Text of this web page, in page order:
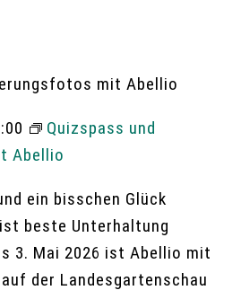
mit Abellio
Quizspass und
Abellio
ein bisschen Glück
beste Unterhaltung
3. Mai 2026 ist Abellio mit
der Landesgartenschau